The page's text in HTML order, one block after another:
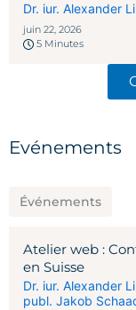
Dr. iur. Alexander
juin 22, 2026
5 Minutes
Evénements
Événements
Atelier web :
en Suisse
Dr. iur. Alexander
publ. Jakob